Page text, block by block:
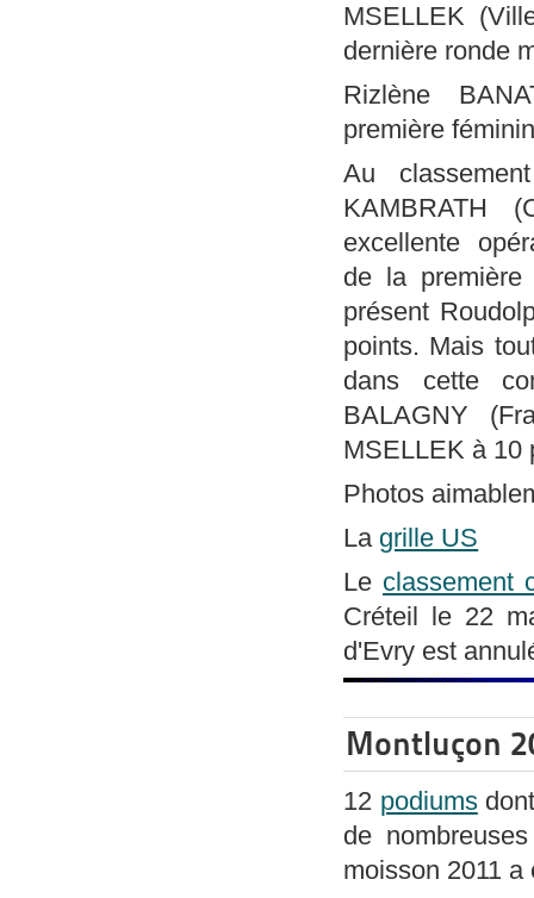
MSELLEK
dernière ronde
Rizlène
première
Au
KAMBRATH
excellente
de la
présent
points. Mais
dans cette
BALAGNY
MSELLEK à 10
Photos
La grille US
Le classement
Créteil le 22
d'Evry est
Montluçon
12 podiums
de
moisson 2011